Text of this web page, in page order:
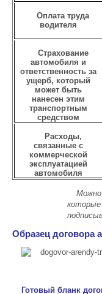
Оплата труда
водителя
Страхование
автомобиля и
ответственность за
ущерб, который
может быть
нанесен этим
транспортным
средством
Расходы,
связанные с
коммерческой
эксплуатацией
автомобиля
Можно
которые
Образец договора
Готовый бланк